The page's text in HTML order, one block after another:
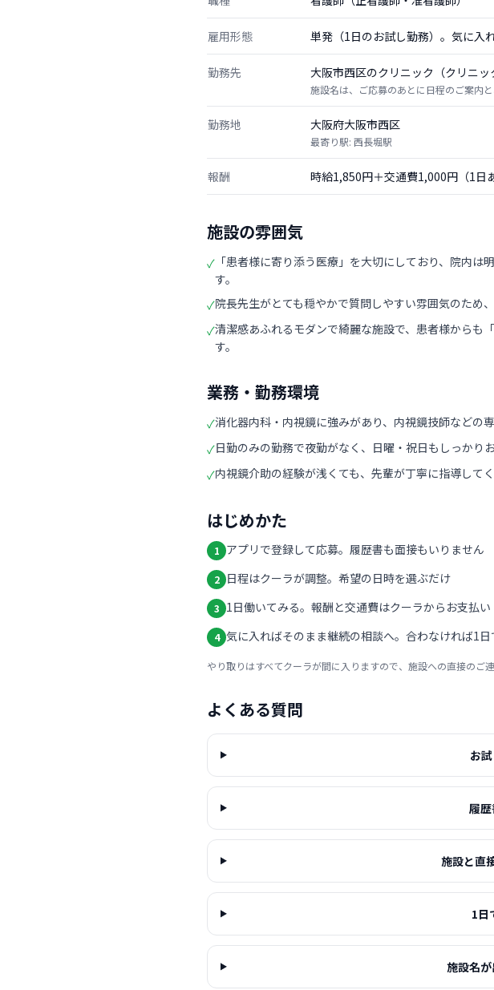
雇用形態 単発（1日のお試し勤務）。気に入
勤務先 大阪市西区のクリニック（クリニッ
施設名は、ご応募のあとに日程のご案内と
勤務地 大阪府大阪市西区
最寄り駅: 西長堀駅
報酬 時給1,850円＋交通費1,000円（1日
施設の雰囲気
✓ 「患者様に寄り添う医療」を大切にしており、院内
す。
✓院長先生がとても穏やかで質問しやすい雰囲気のため
✓清潔感あふれるモダンで綺麗な施設で、患者様からも
す。
業務・勤務環境
✓消化器内科・内視鏡に強みがあり、内視鏡技師などの
✓日勤のみの勤務で夜勤がなく、日曜・祝日もしっかり
✓内視鏡介助の経験が浅くても、先輩が丁寧に指導して
はじめかた
1 アプリで登録して応募。履歴書も面接もいりません
2 日程はクーラが調整。希望の日時を選ぶだけ
3 1日働いてみる。報酬と交通費はクーラからお支払い
4 気に入ればそのまま継続の相談へ。合わなければ1
やり取りはすべてクーラが間に入りますので、施設への直接のご連
よくある質問
お
履
施設と直
1日
施設名